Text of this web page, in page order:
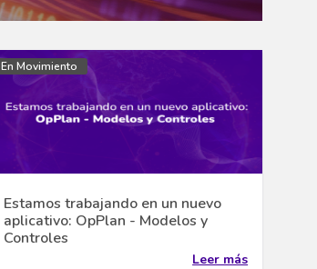
En Movimiento
Estamos trabajando en un nuevo
aplicativo: OpPlan - Modelos y
Controles
Leer más